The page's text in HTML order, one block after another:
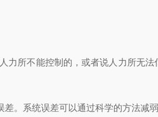
所不能控制的，或者说人力所无法
。系统误差可以通过科学的方法减弱